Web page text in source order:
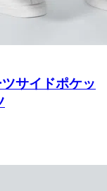
サイドポケッ